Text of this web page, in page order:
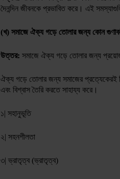
দৈনন্দিন জীবনকে প্রভাবিত করে। এই
(খ) সমাজে ঐক্য গড়ে তোলার জন্য কোন
উত্তর: সমাজে ঐক্য গড়ে তোলার জন্য
ঐক্য গড়ে তোলার জন্য সমাজের প্রত্যেকেরই
এবং বিশ্বাস তৈরি করতে সাহায্য করে।
১️| সহানুভূতি
২️| সহনশীলতা
৩️| ভ্রাতৃত্ব (ভ্রাতৃত্ব)